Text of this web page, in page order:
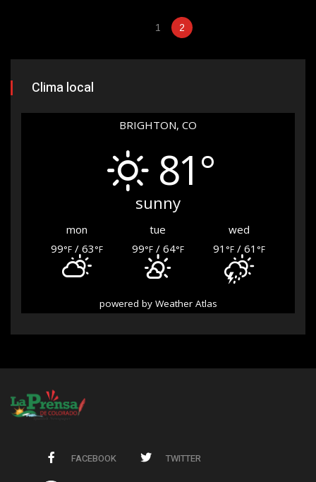
1 2
Clima local
BRIGHTON, CO
81°
sunny
mon tue
wed
99°F / 63°F 99°F/ 64°F 91 °F/ 61 °F
powered by Weather Atlas
FACEBOOK TWITTER